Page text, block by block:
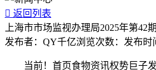
 返回列表
上海市市场监视办理局2025年第42
发布者： QY千亿浏览次数： 发布时
当前！首页食物资讯权势巨子发